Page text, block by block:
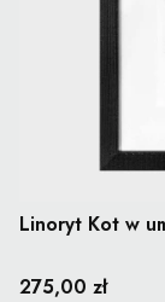
Linoryt Kot w
Cena
275,00 zł